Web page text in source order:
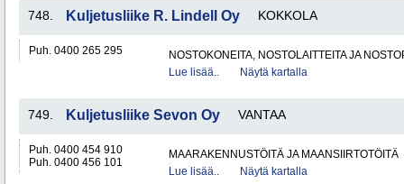
748. Kuljetusliike R. Lindell Oy KOKKOLA
Puh. 0400 265 295
NOSTOKONEITA, NOSTOLAITTEITA JA
Lue lisää..
Näytä kartalla
749. Kuljetusliike Sevon Oy VANTAA
Puh. 0400 454 910
Puh. 0400 456 101
MAARAKENNUSTÖITÄ JA MAANSIIRTOTÖITÄ
Lue lisää..
Näytä kartalla